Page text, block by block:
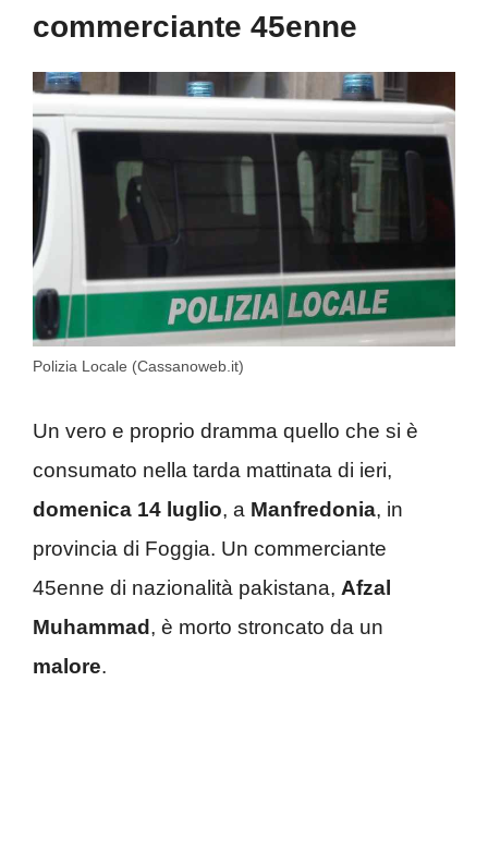
commerciante 45enne
Polizia Locale (Cassanoweb.it)
Un vero e proprio dramma quello che si è
consumato nella tarda mattinata di ieri,
domenica 14 luglio, a Manfredonia, in
provincia di Foggia. Un commerciante
45enne di nazionalità pakistana, Afzal
Muhammad , è morto stroncato da un
malore.